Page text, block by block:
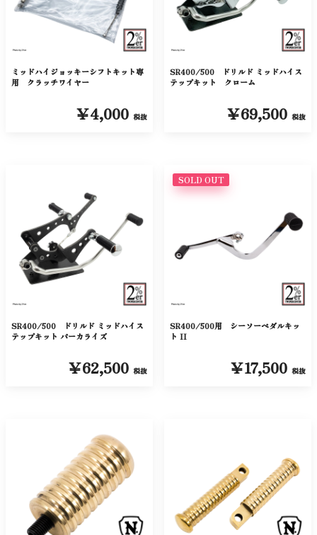
ミッドハイジョッキーシフトキット専
用 クラッチワイヤー
￥4,000 税抜
SR400/500 ドリルド ミッドハイス
テップキット クローム
￥69,500 税抜
SR400/500 ドリルド ミッドハイス
テップキット パーカライズ
￥62,500 税抜
SOLD OUT
SR400/500用 シーソーペダルキッ
ト II
￥17,500 税抜